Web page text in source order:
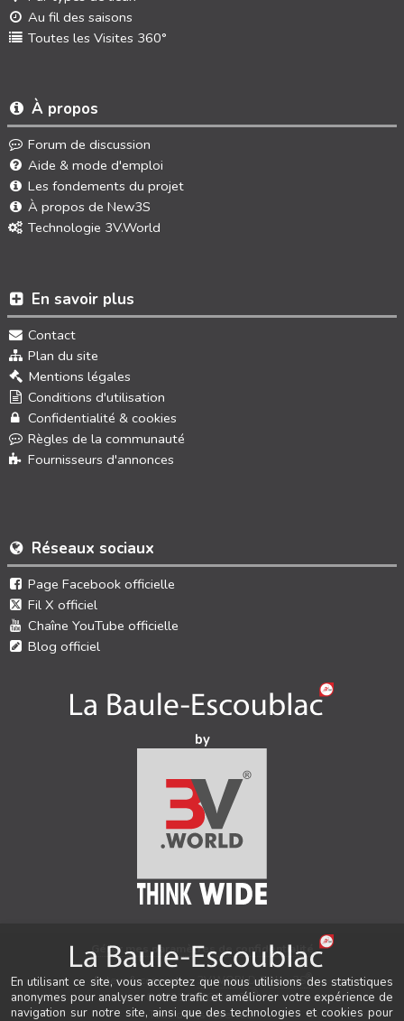
Réseaux sociaux
Page Facebook officielle
Fil X officiel
Chaîne YouTube officielle
Blog officiel
En savoir plus
Contact
Plan du site
Mentions légales
Conditions d'utilisation
Confidentialité & cookies
Règles de la communauté
Fournisseurs d'annonces
Au fil des saisons
Toutes les Visites 360°
À propos
Forum de discussion
Aide & mode d'emploi
Les fondements du projet
À propos de New3S
Technologie 3V.World
by
Gérer mes paramètres de confidentialité
Auteur & conception 3V.WORLD&New3S ®
© 2021-2026 New3S®
Tous droits réservés.
En utilisant ce site, vous acceptez que nous utilisions des statistiques
anonymes pour analyser notre trafic et améliorer votre expérience de
navigation sur notre site, ainsi que des technologies et cookies pour